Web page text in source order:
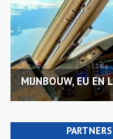
MIJNBOUW, EU EN